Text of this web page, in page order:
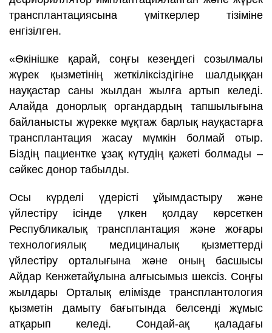
трансплантациясына үміткерлер тізіміне
енгізілген.
«Өкінішке қарай, соңғы кезеңдегі созылмалы
жүрек қызметінің жеткіліксіздігіне шалдыққан
науқастар саны жылдан жылға артып келеді.
Алайда донорлық органдардың тапшылығына
байланысты жүрекке мұқтаж барлық науқастарға
трансплантация жасау мүмкін болмай отыр.
Біздің пациентке ұзақ күтудің қажеті болмады –
сәйкес донор табылды.
Осы күрделі үдерісті ұйымдастыру және
үйлестіру ісінде үлкен қолдау көрсеткен
Республикалық трансплантация және жоғары
технологиялық медициналық қызметтерді
үйлестіру орталығына және оның басшысы
Айдар Кенжетайұлына алғысымыз шексіз. Соңғы
жылдары Орталық елімізде трансплантология
қызметін дамыту бағытында белсенді жұмыс
атқарып келеді. Сондай-ақ қаладағы